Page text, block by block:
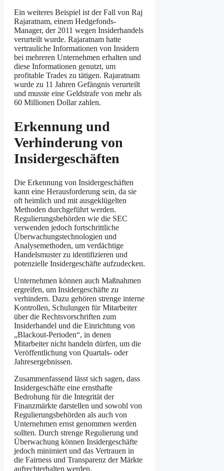
Ein weiteres Beispiel ist der Fall von Raj
Rajaratnam, einem Hedgefonds-
Manager, der 2011 wegen Insiderhandels
verurteilt wurde. Rajaratnam hatte
vertrauliche Informationen von Insidern
bei mehreren Unternehmen erhalten und
diese Informationen genutzt, um
profitable Trades zu tätigen. Rajaratnam
wurde zu 11 Jahren Gefängnis verurteilt
und musste eine Geldstrafe von mehr als
60 Millionen Dollar zahlen.
Erkennung und
Verhinderung von
Insidergeschäften
Die Erkennung von Insidergeschäften
kann eine Herausforderung sein, da sie
oft heimlich und mit ausgeklügelten
Methoden durchgeführt werden.
Regulierungsbehörden wie die SEC
verwenden jedoch fortschrittliche
Überwachungstechnologien und
Analysemethoden, um verdächtige
Handelsmuster zu identifizieren und
potenzielle Insidergeschäfte aufzudecken.
Unternehmen können auch Maßnahmen
ergreifen, um Insidergeschäfte zu
verhindern. Dazu gehören strenge interne
Kontrollen, Schulungen für Mitarbeiter
über die Rechtsvorschriften zum
Insiderhandel und die Einrichtung von
„Blackout-Perioden“, in denen
Mitarbeiter nicht handeln dürfen, um die
Veröffentlichung von Quartals- oder
Jahresergebnissen.
Zusammenfassend lässt sich sagen, dass
Insidergeschäfte eine ernsthafte
Bedrohung für die Integrität der
Finanzmärkte darstellen und sowohl von
Regulierungsbehörden als auch von
Unternehmen ernst genommen werden
sollten. Durch strenge Regulierung und
Überwachung können Insidergeschäfte
jedoch minimiert und das Vertrauen in
die Fairness und Transparenz der Märkte
aufrechterhalten werden.